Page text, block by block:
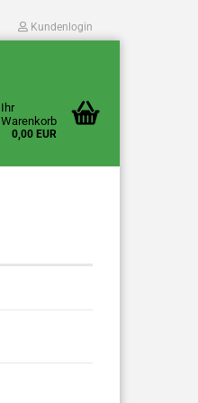
Kundenlogin
Ihr
Warenkorb
0,00 EUR